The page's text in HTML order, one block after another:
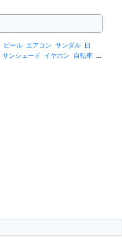
ビール エアコン サンダル 日
サンシェード イヤホン 自転車 ス